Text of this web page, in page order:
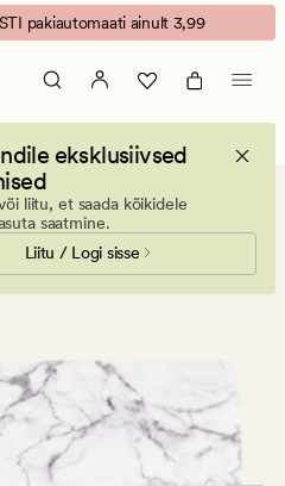
pakiautomaati ainult 3,99
eksklusiivsed
liitu, et saada kõikidele
saatmine.
Liitu / Logi sisse